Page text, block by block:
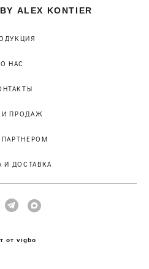
ALEX KONTIER
О НАС
ПРОДАЖ
ПАРТНЕРОМ
И ДОСТАВКА
от vigbo